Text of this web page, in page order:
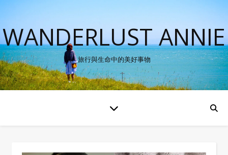
WANDERLUST ANNIE
旅行與生命中的美好事物